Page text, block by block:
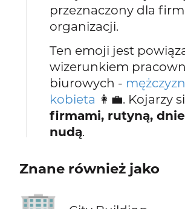
przeznaczony dla
organizacji.
Ten emoji jest
wizerunkiem
biurowych -
kobieta 👩‍💼. Kojarzy
firmami, rutyną,
nudą.
Znane również jako